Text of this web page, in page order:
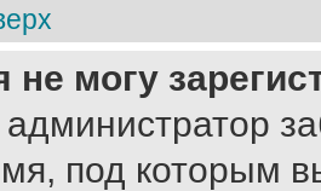
не могу
под которым